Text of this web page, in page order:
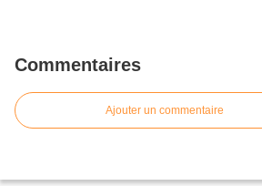
Commentaires
Ajouter un commentaire